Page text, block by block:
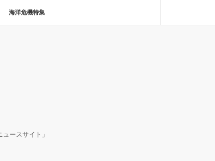
海洋危機特集
ースサイト」